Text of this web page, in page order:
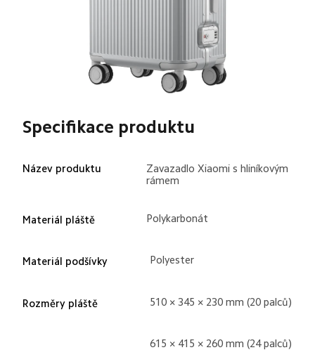
Specifikace produktu
Název produktu
Zavazadlo Xiaomi s hliníkovým
rámem
Materiál pláště Polykarbonát
Materiál podšívky Polyester
Rozměry pláště 510 × 345 × 230 mm (20 palců)
615 × 415 × 260 mm (24 palců)